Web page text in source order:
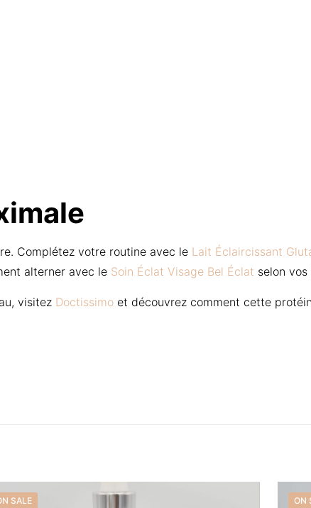
Complétez votre routine avec le Lait Éclaircissant
alterner avec le Soin Éclat Visage Bel Éclat selon vos
visitez Doctissimoet découvrez comment cette
& Savon Gluta Master Half Cast –
– Glutathion & Collagène – 2PCS”
published. Required fields are marked
SALE ON